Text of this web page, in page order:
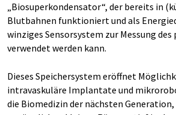
„Biosuperkondensator“, der bereits in
Blutbahnen funktioniert und als
winziges Sensorsystem zur Messung des
verwendet werden kann.
Dieses Speichersystem eröffnet
intravaskuläre Implantate und
die Biomedizin der nächsten Generation,